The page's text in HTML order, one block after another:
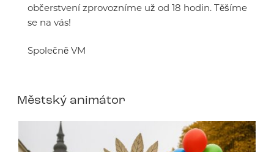
občerstvení zprovozníme už od 18 hodin. Těšíme
se na vás!
Společně VM
Městský animátor